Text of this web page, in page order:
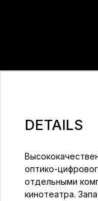
DETAILS
оптико-
отдельными
кинотеатра.